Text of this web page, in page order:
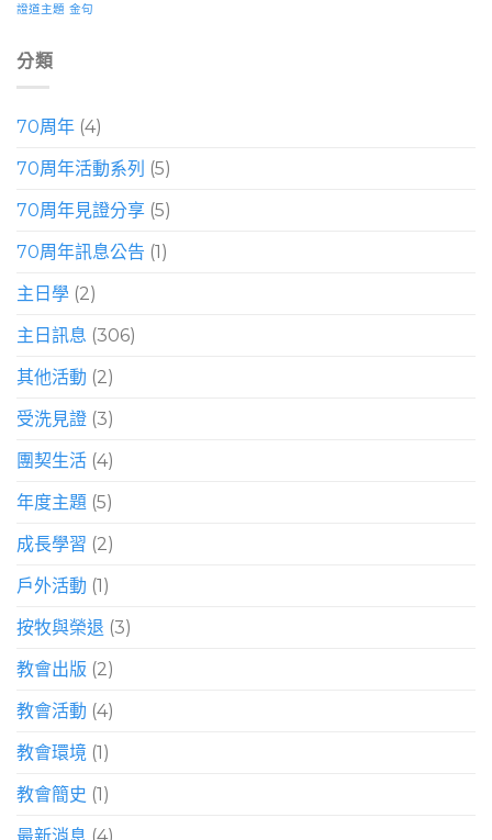
證道主題 金句
分類
70周年 (4)
70周年活動系列 (5)
70周年見證分享 (5)
70周年訊息公告 (1)
主日學 (2)
主日訊息 (306)
其他活動 (2)
受洗見證 (3)
團契生活 (4)
年度主題 (5)
成長學習 (2)
戶外活動 (1)
按牧與榮退 (3)
教會出版 (2)
教會活動 (4)
教會環境 (1)
教會簡史 (1)